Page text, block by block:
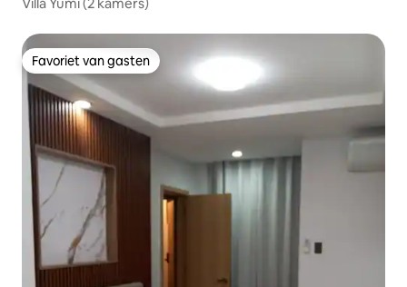
Favoriet van gasten
Favoriet van gasten